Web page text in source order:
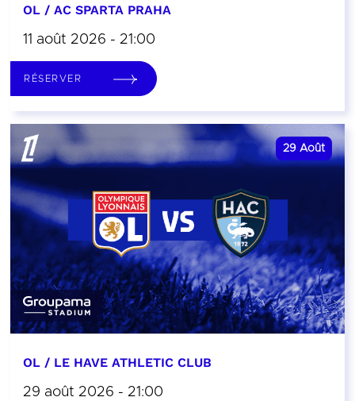
OL / AC SPARTA PRAHA
11 août 2026 - 21:00
RÉSERVER
29 Août
OL / LE HAVE ATHLETIC CLUB
29 août 2026 - 21:00